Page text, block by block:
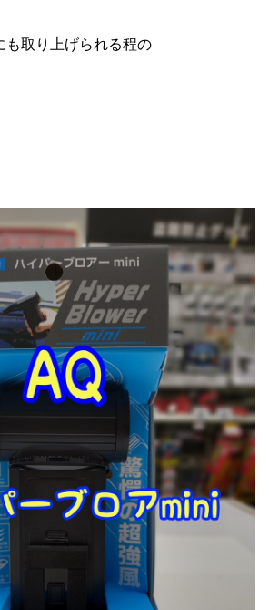
も取り上げられる程の